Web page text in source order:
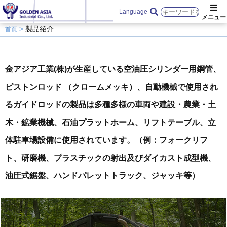
Language
首頁 製品紹介
金アジア工業(株)が生産している空油圧シリンダー用鋼管、
ピストンロッド （クロームメッキ）、自動機械で使用され
るガイドロッドの製品は多種多様の車両や建設・農業・土
木・鉱業機械、石油プラットホーム、リフトテーブル、立
体駐車場設備に使用されています。（例：フォークリフ
ト、研磨機、プラスチックの射出及びダイカスト成型機、
油圧式鋸盤、ハンドパレットトラック、ジャッキ等）